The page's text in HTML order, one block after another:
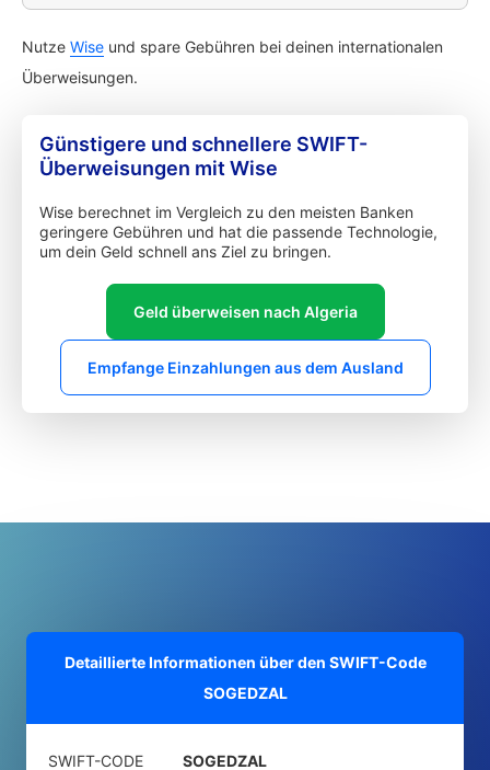
Nutze Wise und spare Gebühren bei deinen internationalen
Überweisungen.
Günstigere und schnellere SWIFT-
Überweisungen mit Wise
Wise berechnet im Vergleich zu den meisten Banken
geringere Gebühren und hat die passende Technologie,
um dein Geld schnell ans Ziel zu bringen.
Geld überweisen nach Algeria
Empfange Einzahlungen aus dem Ausland
Detaillierte Informationen über den SWIFT-Code
SOGEDZAL
SWIFT-CODE SOGEDZAL